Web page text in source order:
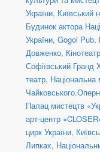
України, Київський
Будинок актора
України, Gogol Pub,
Довженко,
Софіївський Гранд
театр, Національна
Палац мистецтв
арт-центр
цирк України,
Липках,